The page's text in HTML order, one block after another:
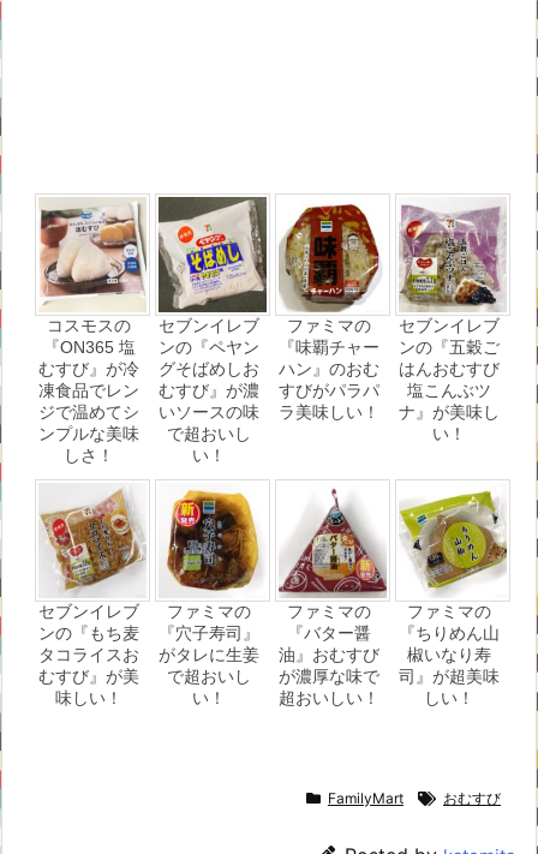
コスモスの
『ON365 塩
むすび』が冷
凍食品でレン
ジで温めてシ
ンプルな美味
しさ！
セブンイレブ
ンの『ペヤン
グそばめしお
むすび』が濃
いソースの味
で超おいし
い！
ファミマの
『味覇チャー
ハン』のおむ
すびがパラパ
ラ美味しい！
セブンイレブ
ンの『五穀ご
はんおむすび
塩こんぶツ
ナ』が美味し
い！
セブンイレブ
ンの『もち麦
タコライスお
むすび』が美
味しい！
ファミマの
『穴子寿司』
がタレに生姜
で超おいし
い！
ファミマの
『バター醤
油』おむすび
が濃厚な味で
超おいしい！
ファミマの
『ちりめん山
椒いなり寿
司』が超美味
しい！
FamilyMart おむすび